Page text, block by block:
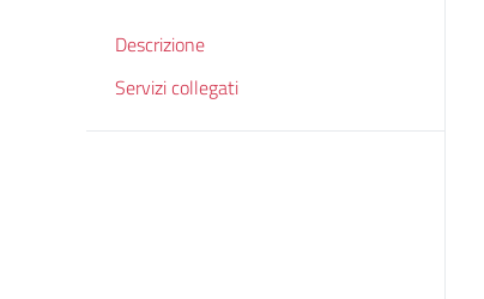
Descrizione
Servizi collegati